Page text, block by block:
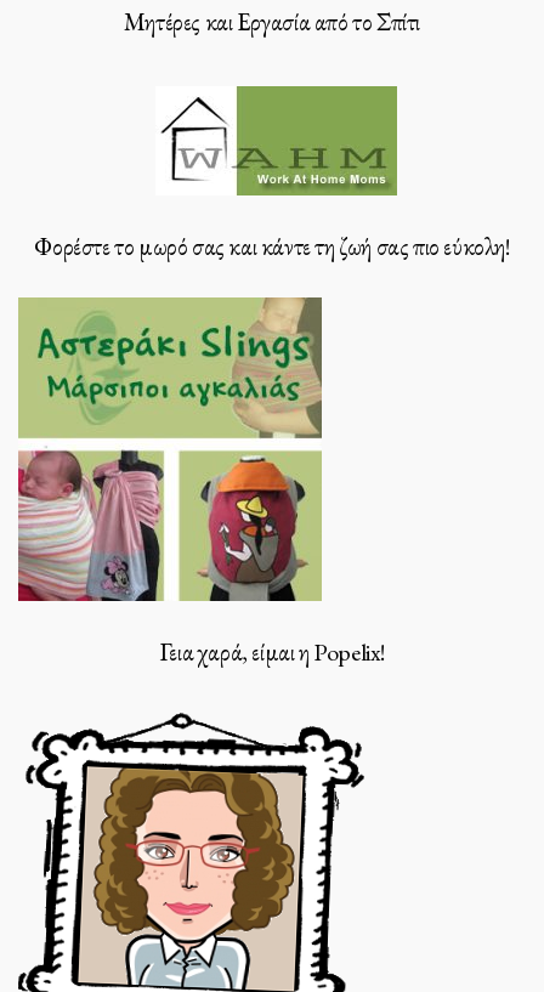
Μητέρες και Εργασία από το Σπίτι
Φορέστε το μωρό σας και κάντε τη ζωή σας πιο εύκολη!
Γεια χαρά, είμαι η Popelix!